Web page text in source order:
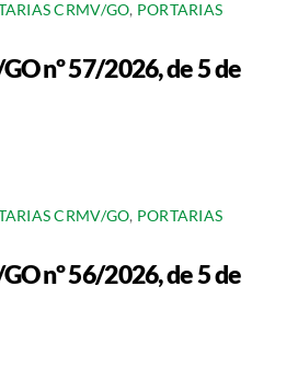
CRMV/GO, PORTARIAS
nº 57/2026, de 5 de
CRMV/GO, PORTARIAS
nº 56/2026, de 5 de